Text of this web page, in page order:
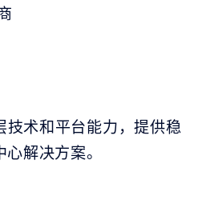
技术和平台能力，提供稳
解决方案。